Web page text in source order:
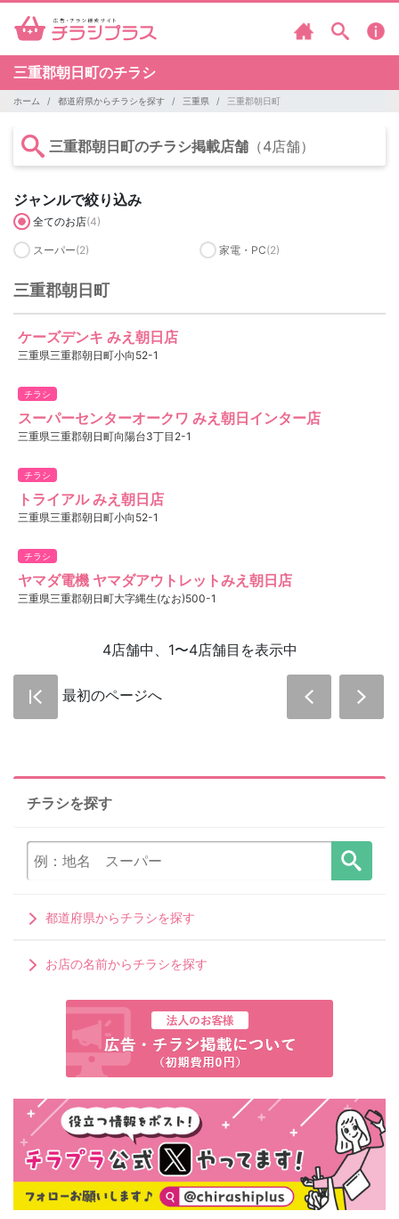
三重郡朝日町のチラシ
ホーム 都道府県からチラシを探す 三重県 三重郡朝日町
三重郡朝日町のチラシ掲載店舗 （4店舗）
ジャンルで絞り込み
全てのお店(4)
スーパー(2) 家電・PC(2)
三重郡朝日町
ケーズデンキ みえ朝日店
三重県三重郡朝日町小向52-1
チラシ
スーパーセンターオークワ みえ朝日インター店
三重県三重郡朝日町向陽台3丁目2-1
チラシ
トライアル みえ朝日店
三重県三重郡朝日町小向52-1
チラシ
ヤマダ電機 ヤマダアウトレットみえ朝日店
三重県三重郡朝日町大字縄生(なお)500-1
4店舗中、1〜4店舗目を表示中
最初のページへ
チラシを探す
都道府県からチラシを探す
お店の名前からチラシを探す